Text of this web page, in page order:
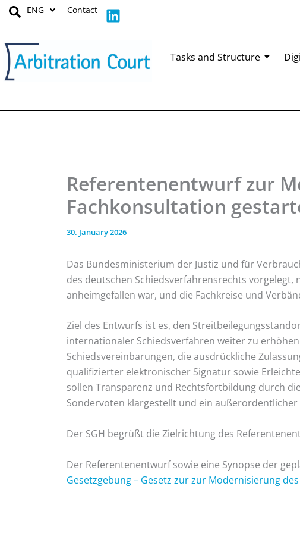
Skip
ENG Contact L
i
k
e
n
Tasks and Structure
Referentenentwurf zur
Fachkonsultation
30. January 2026
Das Bundesministerium der Justiz und für
des deutschen Schiedsverfahrensrechts
anheimgefallen war, und die Fachkreise und
Ziel des Entwurfs ist es, den
internationaler Schiedsverfahren weiter zu
Schiedsvereinbarungen, die ausdrückliche
qualifizierter elektronischer Signatur sowie
sollen Transparenz und Rechtsfortbildung durch
Sondervoten klargestellt und ein
Der SGH begrüßt die Zielrichtung des
Der Referentenentwurf sowie eine Synopse der
Gesetzgebung – Gesetz zur zur Modernisierung